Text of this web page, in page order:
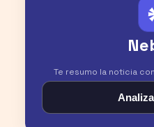
Te resumo la noticia